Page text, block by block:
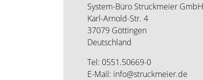
System-Büro Struckmeier GmbH
Karl-Arnold-Str. 4
37079 Göttingen
Deutschland
Tel: 0551.50669-0
E-Mail: info@struckmeier.de